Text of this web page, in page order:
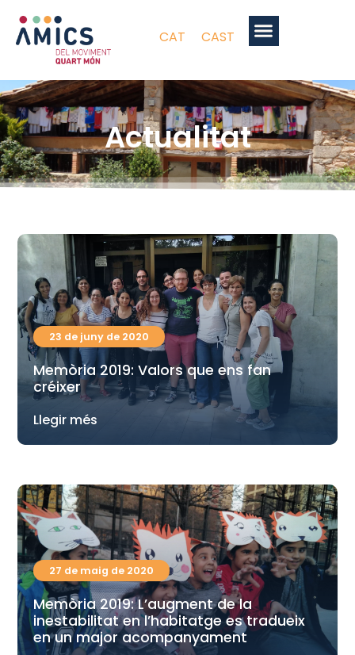
CAT CAST
Actualitat
Memòria 2019: Valors que ens fan
créixer
23 de juny de 2020
Llegir més
Memòria 2019: L’augment de la
inestabilitat en l’habitatge es tradueix
en un major acompanyament
27 de maig de 2020